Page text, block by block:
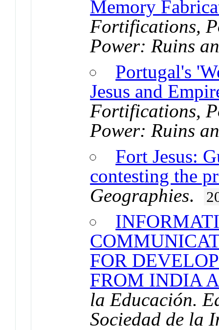
Memory
Fortifications,
Power: Ruins
Portugal's
Jesus and
Fortifications,
Power: Ruins
Fort Jesus:
contesting the
Geographies.
FOR
FROM INDIA
la Educación.
Sociedad de la